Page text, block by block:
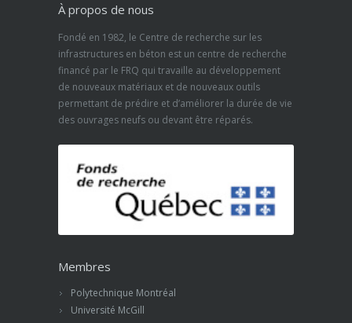
À propos de nous
Fondé en 1982, le Centre de recherche sur les
infrastructures en béton est un centre de recherche
financé par le FRQ qui travaille au développement
de nouveaux matériaux et de nouveaux outils
permettant de prédire et d’améliorer la durée de vie
des ouvrages neufs ou devant être réparés.
Membres
Polytechnique Montréal
Université McGill